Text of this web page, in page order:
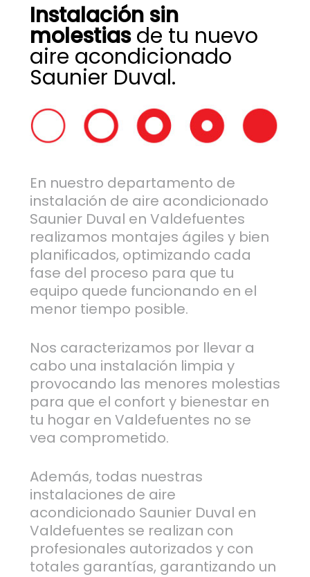
Instalación sin
molestiasde tu nuevo
aire acondicionado
Saunier Duval.
En nuestro departamento de
instalación de aire acondicionado
Saunier Duval en Valdefuentes
realizamos montajes ágiles y bien
planificados, optimizando cada
fase del proceso para que tu
equipo quede funcionando en el
menor tiempo posible.
Nos caracterizamos por llevar a
cabo una instalación limpia y
provocando las menores molestias
para que el confort y bienestar en
tu hogar en Valdefuentes no se
vea comprometido.
Además, todas nuestras
instalaciones de aire
acondicionado Saunier Duval en
Valdefuentes se realizan con
profesionales autorizados y con
totales garantías, garantizando un